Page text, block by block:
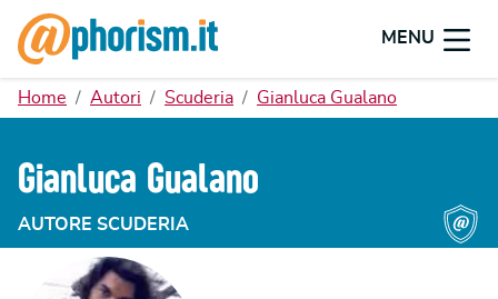
MENU
Home Autori Scuderia Gianluca Gualano
Gianluca Gualano
AUTORE SCUDERIA